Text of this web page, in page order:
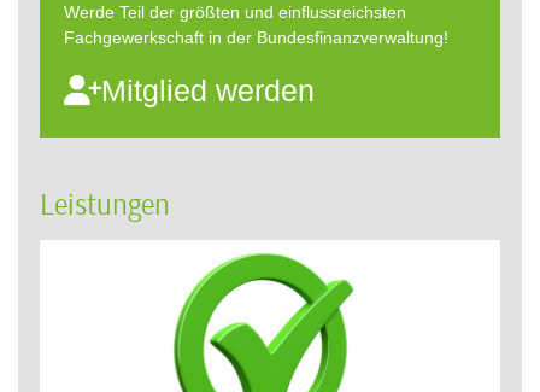
Werde Teil der größten und einflussreichsten
Fachgewerkschaft in der Bundesfinanzverwaltung!
Mitglied werden
Leistungen